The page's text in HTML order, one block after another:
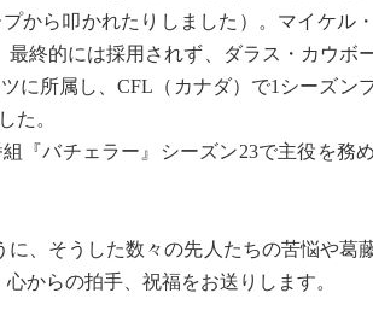
から叩かれたりしました）。マイケル
終的には採用されず、ダラス・カウボ
に所属し、CFL（カナダ）で1シーズン
た。
『バチェラー』シーズン23で主役を務
、そうした数々の先人たちの苦悩や葛
からの拍手、祝福をお送りします。